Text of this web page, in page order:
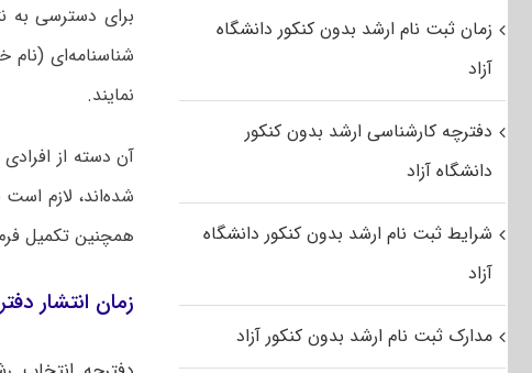
برای دسترسی به
شناسنامه‌ای (نام‌
نمایند.
آن دسته از
شده‌اند، لازم
همچنین تکمیل فرم
زمان انتشار
زمان ثبت نام ارشد بدون کنکور دانشگاه
آزاد
دفترچه کارشناسی ارشد بدون کنکور
دانشگاه آزاد
شرایط ثبت نام ارشد بدون کنکور دانشگاه
آزاد
مدارک ثبت نام ارشد بدون کنکور آزاد